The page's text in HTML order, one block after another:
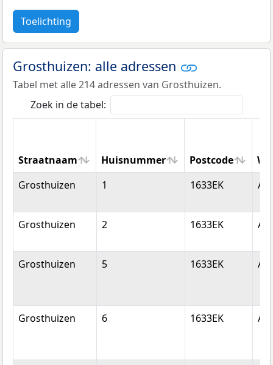
Toelichting
Grosthuizen: alle adressen
Tabel met alle 214 adressen van Grosthuizen.
Zoek in de tabel:
Straatnaam Huisnummer Postcode
Straatnaam
Huisnummer Postcode
Grosthuizen 1 1633EK
Grosthuizen 2 1633EK
Grosthuizen 5 1633EK
Grosthuizen 6 1633EK